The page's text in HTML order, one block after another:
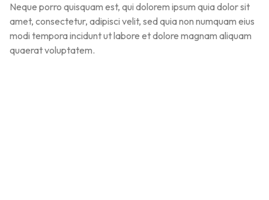
Neque porro quisquam est, qui dolorem ipsum quia dolor sit
amet, consectetur, adipisci velit, sed quia non numquam eius
modi tempora incidunt ut labore et dolore magnam aliquam
quaerat voluptatem.
🔥 LIMITED TIME OFFER
15% Off Your First Booking
Sign up today and get
No promo code needed — discount applies automatically!